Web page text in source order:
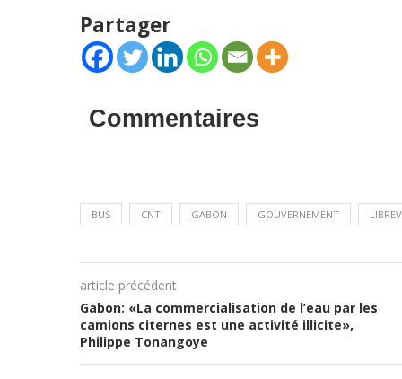
Partager
Commentaires
BUS CNT GABON GOUVERNEMENT
article précédent
Gabon: «La commercialisation de l’eau par les
camions citernes est une activité illicite»,
Philippe Tonangoye